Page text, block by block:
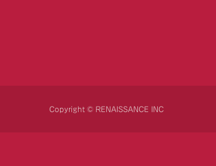
Copyright © RENAISSANCE INC